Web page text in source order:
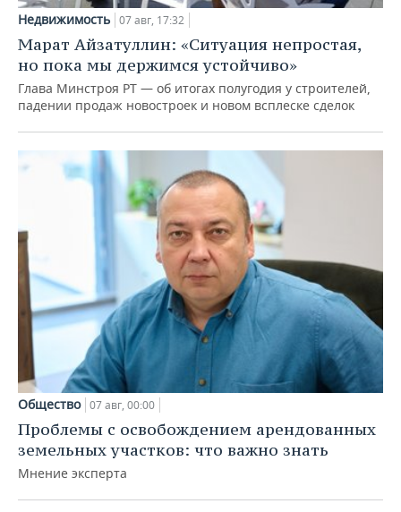
Недвижимость 07 авг, 17:32
Марат Айзатуллин: «Ситуация непростая,
но пока мы держимся устойчиво»
Глава Минстроя РТ — об итогах полугодия у строителей,
падении продаж новостроек и новом всплеске сделок
Общество 07 авг, 00:00
Проблемы с освобождением арендованных
земельных участков: что важно знать
Мнение эксперта